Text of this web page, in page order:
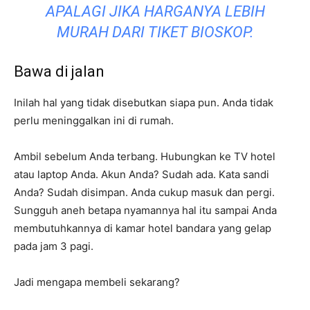
APALAGI JIKA HARGANYA LEBIH
MURAH DARI TIKET BIOSKOP.
Bawa di jalan
Inilah hal yang tidak disebutkan siapa pun. Anda tidak
perlu meninggalkan ini di rumah.
Ambil sebelum Anda terbang. Hubungkan ke TV hotel
atau laptop Anda. Akun Anda? Sudah ada. Kata sandi
Anda? Sudah disimpan. Anda cukup masuk dan pergi.
Sungguh aneh betapa nyamannya hal itu sampai Anda
membutuhkannya di kamar hotel bandara yang gelap
pada jam 3 pagi.
Jadi mengapa membeli sekarang?